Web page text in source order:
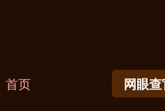
首页 网眼